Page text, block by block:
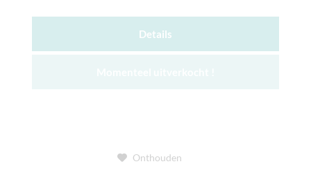
Details
Onthouden